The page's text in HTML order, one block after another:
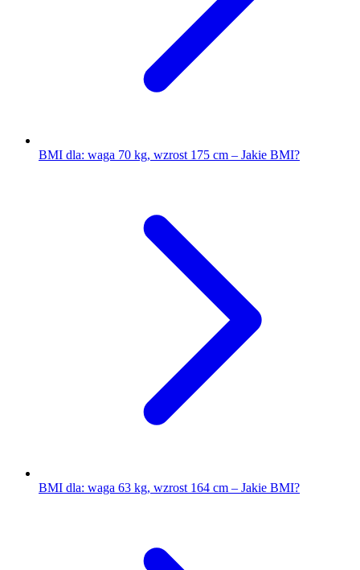
BMI dla: waga 70 kg, wzrost 175 cm – Jakie BMI?
BMI dla: waga 63 kg, wzrost 164 cm – Jakie BMI?